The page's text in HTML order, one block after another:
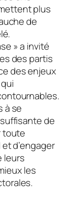
plus
de
» a invité
des partis
des enjeux
à se
de
toute
d’engager
leurs
les